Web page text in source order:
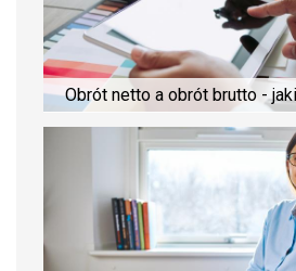
Obrót netto a obrót brutto -